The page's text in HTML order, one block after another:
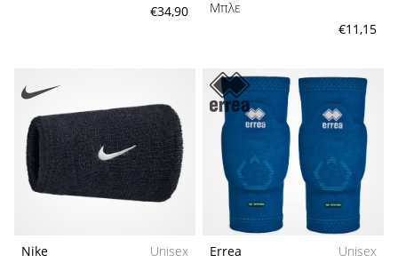
€34,90
Μπλε
€11,15
Nike
Unisex
Errea
Unisex